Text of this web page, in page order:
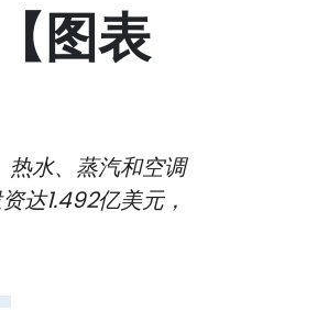
图表
热水、蒸汽和空调
达1.492亿美元，